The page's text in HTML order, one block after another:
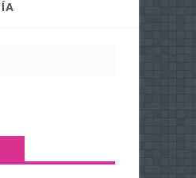
Michoacán hace justicia a la